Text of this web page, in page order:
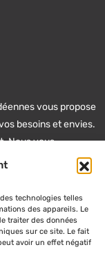
technologies telles
des appareils. Le
traiter des données
sur ce site. Le fait
avoir un effet négatif
vous propose
besoins et envies.
Nous vous
de terrain et de